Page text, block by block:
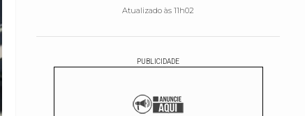
Atualizado às 11h02
PUBLICIDADE